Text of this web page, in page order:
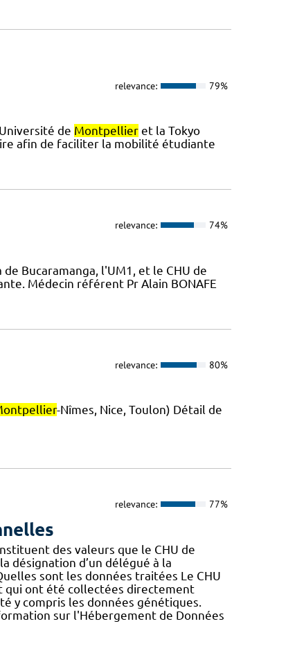
relevance: 79%
de Montpellieret la Tokyo
afin de faciliter la mobilité étudiante
relevance: 74%
Bucaramanga, l'UM1, et le CHU de
Médecin référent Pr Alain BONAFE
relevance: 80%
-Nîmes, Nice, Toulon) Détail de
relevance: 77%
des valeurs que le CHU de
désignation d’un délégué à la
sont les données traitées Le CHU
qui ont été collectées directement
y compris les données génétiques.
sur l'Hébergement de Données